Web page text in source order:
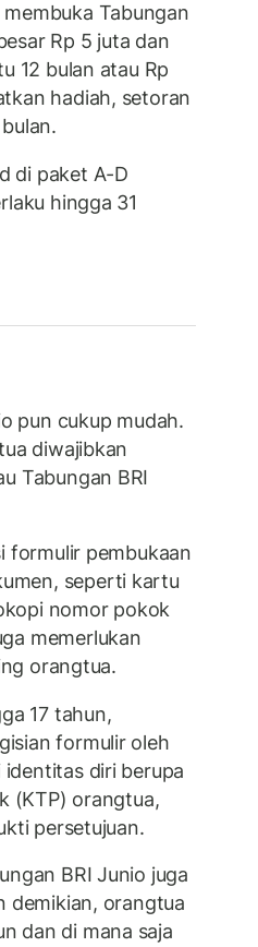
Tabungan
Rp 5 juta dan
12 bulan atau Rp
hadiah, setoran
di paket A-D
hingga 31
pun cukup mudah.
diwajibkan
Tabungan BRI
formulir pembukaan
seperti kartu
nomor pokok
memerlukan
orangtua.
17 tahun,
formulir oleh
diri berupa
(KTP) orangtua,
persetujuan.
BRI Junio juga
demikian, orangtua
dan di mana saja